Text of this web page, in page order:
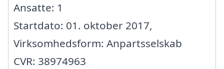
Ansatte: 1
Startdato: 01. oktober 2017,
Virksomhedsform: Anpartsselskab
CVR: 38974963